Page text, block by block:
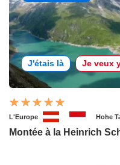
J'étais là Je veux
L'Europe Hohe
Montée à la Heinrich